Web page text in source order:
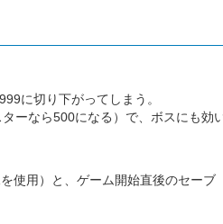
に切り下がってしまう。
ーなら500になる）で、ボスにも効
使用）と、ゲーム開始直後のセーブ